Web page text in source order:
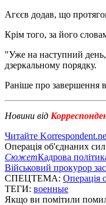
Агєєв додав, що
Крім того, за його
"Уже на наступний день,
дзеркальному порядку.
Раніше про завершення
Новини від
Читайте
Операція об'єднаних
СюжетКадрова
Військовий прокурор
СПЕЦТЕМА: Операція
ТЕГИ: военные
Якщо ви помітили